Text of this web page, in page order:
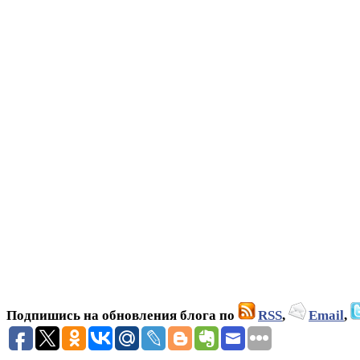
Подпишись на обновления блога по RSS, Email,